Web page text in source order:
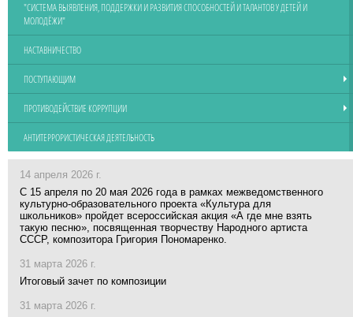
"СИСТЕМА ВЫЯВЛЕНИЯ, ПОДДЕРЖКИ И РАЗВИТИЯ СПОСОБНОСТЕЙ И ТАЛАНТОВ У ДЕТЕЙ И
МОЛОДЁЖИ"
НАСТАВНИЧЕСТВО
ПОСТУПАЮЩИМ
ПРОТИВОДЕЙСТВИЕ КОРРУПЦИИ
АНТИТЕРРОРИСТИЧЕСКАЯ ДЕЯТЕЛЬНОСТЬ
14 апреля 2026 г.
С 15 апреля по 20 мая 2026 года в рамках межведомственного
культурно-образовательного проекта «Культура для
школьников» пройдет всероссийская акция «А где мне взять
такую песню», посвященная творчеству Народного артиста
СССР, композитора Григория Пономаренко.
31 марта 2026 г.
Итоговый зачет по композиции
31 марта 2026 г.